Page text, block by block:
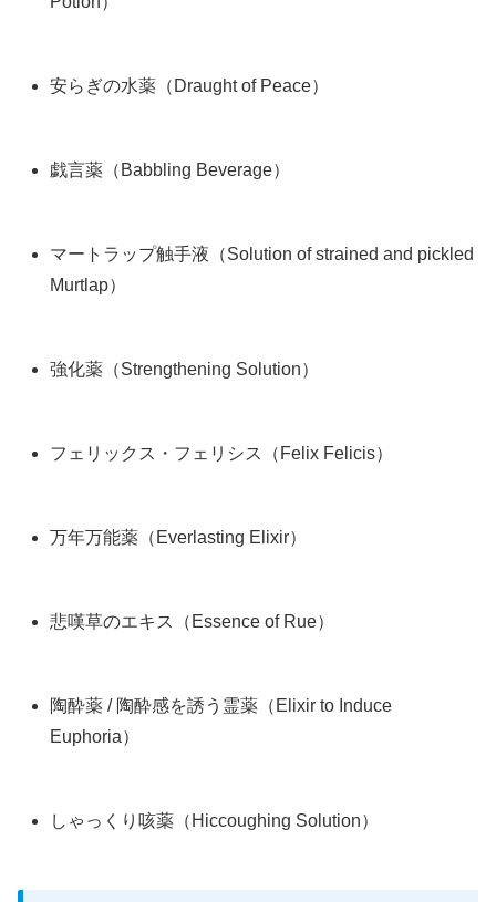
安らぎの水薬（Draught of Peace）
戯言薬（Babbling Beverage）
マートラップ触手液（Solution of strained and pickled
Murtlap）
強化薬（Strengthening Solution）
フェリックス・フェリシス（Felix Felicis）
万年万能薬（Everlasting Elixir）
悲嘆草のエキス（Essence of Rue）
陶酔薬 / 陶酔感を誘う霊薬（Elixir to Induce
Euphoria）
しゃっくり咳薬（Hiccoughing Solution）